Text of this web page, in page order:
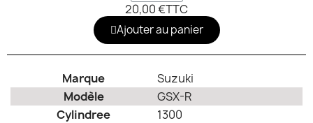
20,00 €TTC
Ajouter au panier
Marque
Suzuki
Modèle
GSX-R
Cylindree
1300